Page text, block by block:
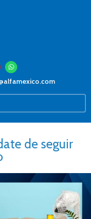
de seguir